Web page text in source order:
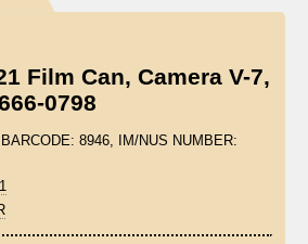
Film Can, Camera V-7,
0798
8946, IM/NUS NUMBER: